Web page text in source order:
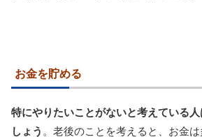
お金を貯める
特にやりたいことがないと考えている
しょう 。老後のことを考えると、お金は